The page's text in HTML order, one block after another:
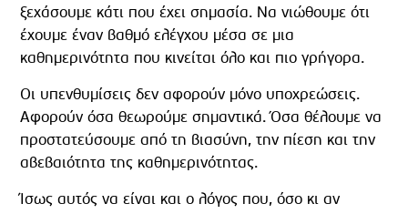
ξεχάσουμε κάτι που έχει σημασία. Να νιώθουμε ότι
έχουμε έναν βαθμό ελέγχου μέσα σε μια
καθημερινότητα που κινείται όλο και πιο γρήγορα.
Οι υπενθυμίσεις δεν αφορούν μόνο υποχρεώσεις.
Αφορούν όσα θεωρούμε σημαντικά. Όσα θέλουμε να
προστατεύσουμε από τη βιασύνη, την πίεση και την
αβεβαιότητα της καθημερινότητας.
Ίσως αυτός να είναι και ο λόγος που, όσο κι αν